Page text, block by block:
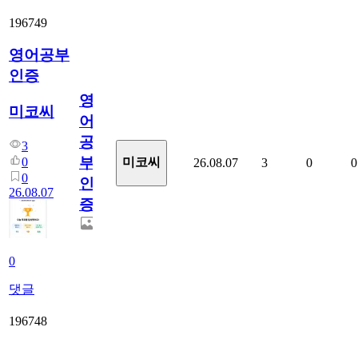
196749
영어공부
인증
미코씨
3
0
0
26.08.07
0
댓글
영
어
공
부
인
증
미코씨 26.08.07 3 0 0
196748